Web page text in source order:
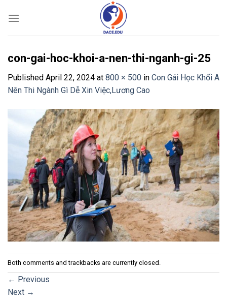
con-gai-hoc-khoi-a-nen-thi-nganh-gi-25
Published April 22, 2024 at 800 × 500 in Con Gái Học Khối A
Nên Thi Ngành Gì Dễ Xin Việc,Lương Cao
Both comments and trackbacks are currently closed.
← Previous
Next →